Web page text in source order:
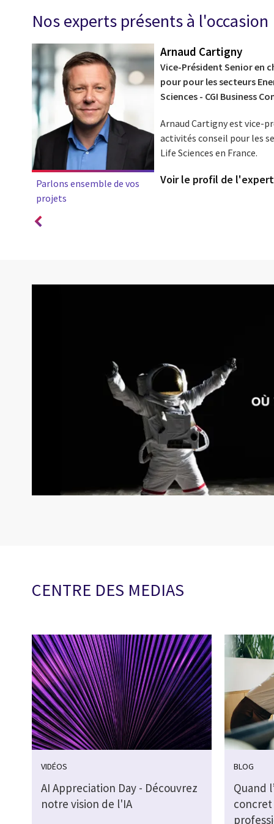
Nos experts présents à l'occasion
Parlons ensemble de vos
projets
Arnaud Cartigny
Vice-Président Senior en
pour pour les secteurs
Sciences - CGI Business
Arnaud Cartigny est vice-
activités conseil pour les
Life Sciences en France.
Voir le profil de l'expert
CENTRE DES MEDIAS
VIDÉOS
AI Appreciation Day - Découvrez
notre vision de l'IA
BLOG
Quand
concret